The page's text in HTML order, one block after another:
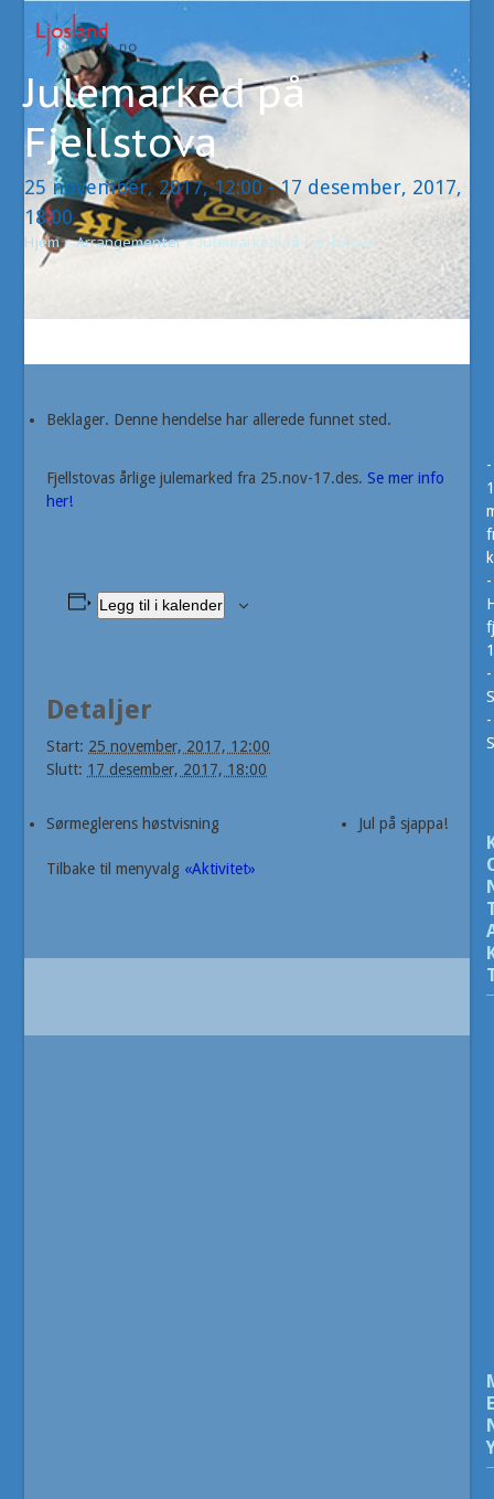
content
Open
mobile
menu
Close
mobile
menu
Julemarked på
Fjellstova
25 november, 2017, 12:00-17 desember, 2017,
18:00
Hjem»Arrangementer»Julemarked på Fjellstova
Beklager. Denne hendelse har allerede funnet sted.
Fjellstovas årlige julemarked fra 25.nov-17.des.Se mer info
her!
Legg til i kalender
Detaljer
Start: 25 november, 2017, 12:00
Slutt: 17 desember, 2017, 18:00
Sørmeglerens høstvisning Jul på sjappa!
Tilbake til menyvalg «Aktivitet»
-
-
-
-
E